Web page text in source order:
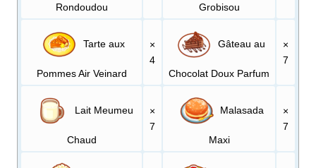
Rondoudou Grobisou
Tarte aux
Pommes Air Veinard
×
4
Gâteau au
Chocolat Doux Parfum
×
7
Lait Meumeu
Chaud
×
7
Malasada
Maxi
×
7